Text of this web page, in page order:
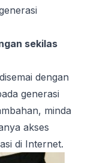
sekilas
dengan
generasi
minda
akses
di Internet.